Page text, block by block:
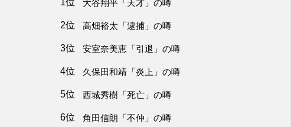
1位 大谷翔平「天才」の噂
2位 高畑裕太「逮捕」の噂
3位 安室奈美恵「引退」の噂
4位 久保田和靖「炎上」の噂
5位 西城秀樹「死亡」の噂
6位 角田信朗「不仲」の噂